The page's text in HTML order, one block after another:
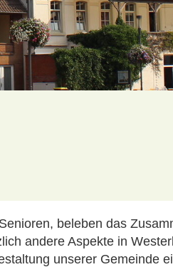
beleben das
andere Aspekte in
unserer Gemeinde